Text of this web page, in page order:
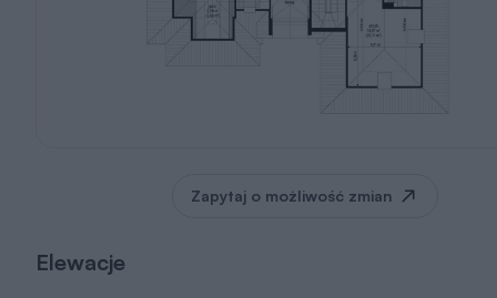
Zapytaj o możliwość zmian
Elewacje